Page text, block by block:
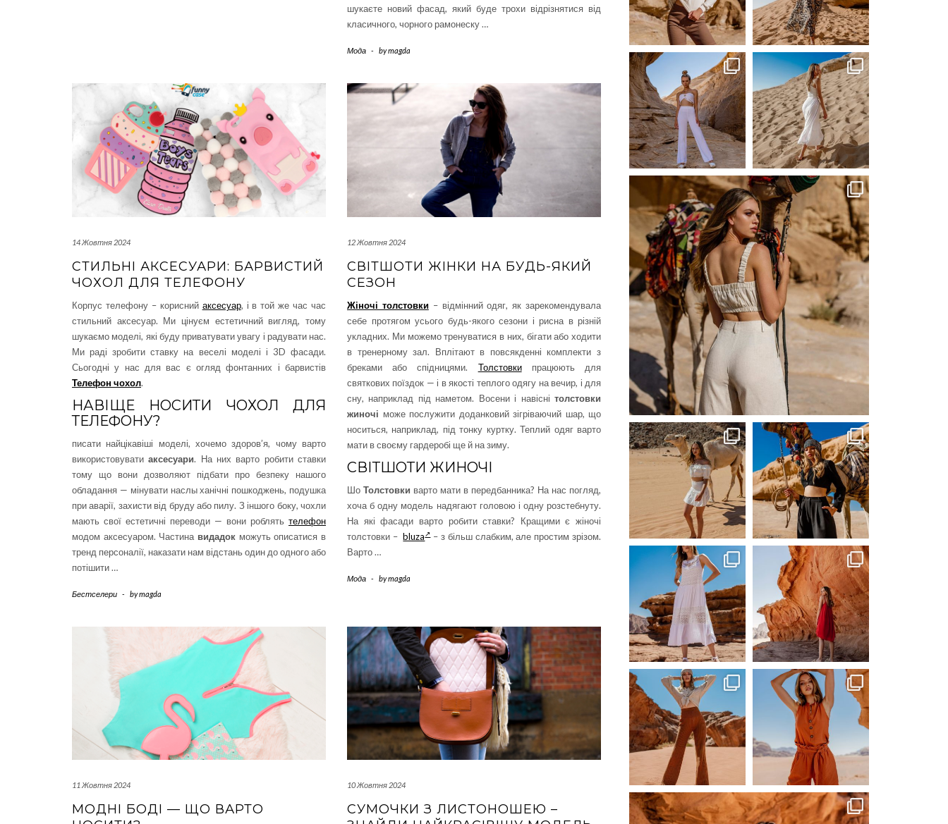
шукаєте новий фасад, який буде трохи відрізнятися від
класичного, чорного рамонеску …
Мода - bymagda
14 Жовтня 2024
СТИЛЬНІ АКСЕСУАРИ: БАРВИСТИЙ
ЧОХОЛ ДЛЯ ТЕЛЕФОНУ
Корпус телефону – корисний аксесуар, і в той же час час
стильний аксесуар. Ми цінуєм естетичний вигляд, тому
шукаємо моделі, які буду приватувати увагу і радувати нас.
Ми раді зробити ставку на веселі моделі і 3D фасади.
Сьогодні у нас для вас є огляд фонтанних і барвистів
Телефон чохол.
НАВІЩЕ НОСИТИ ЧОХОЛ ДЛЯ
ТЕЛЕФОНУ?
писати найцікавіші моделі, хочемо здоров’я, чому варто
використовуватиаксесуари. На них варто робити ставки
тому що вони дозволяют підбати про безпеку нашого
обладання — мінувати наслы ханічні пошкоджень, подушка
при аварії, захисти від бруду або пилу. З іншого боку, чохли
мають свої естетичні переводи — вони роблять телефон
модом аксесуаром. Частина видадок можуть описатися в
тренд персоналії, наказати нам відстань один до одного або
потішити …
Бестселери - bymagda
12 Жовтня 2024
СВІТШОТИ ЖІНКИ НА БУДЬ-ЯКИЙ
СЕЗОН
Жіночі толстовки– відмінний одяг, як зарекомендувала
себе протягом усього будь-якого сезони і рисна в різній
укладних. Ми можемо тренуватися в них, бігати або ходити
в тренерному зал. Вплітают в повсякденні комплекти з
бреками або спідницями. Толстовкипрацюють для
святкових поїздок — і в якості теплого одягу на вечир, і для
сну, наприклад під наметом. Восени і навісні толстовки
жиночі може послужити доданковий зігріваючий шар, що
носиться, наприклад, під тонку куртку. Теплий одяг варто
мати в своєму гардеробі ще й на зиму.
СВІТШОТИ ЖИНОЧІ
Шо Толстовки варто мати в передбанника? На нас погляд,
хоча б одну модель надягают головою і одну розстебнуту.
На які фасади варто робити ставки? Кращими є жіночі
толстовки –bluza – з більш слабким, але простим зрізом.
Варто …
Мода - bymagda
11 Жовтня 2024
МОДНІ БОДІ — ЩО ВАРТО
10 Жовтня 2024
СУМОЧКИ З ЛИСТОНОШЕЮ –
Сер 23 Сер 23
Сер 23
ebutikpl
Сер 23
ebutikpl
Сер 20
ebutikpl
Сер 20
ebutikpl
Сер 20
ebutikpl
Сер 19
ebutikpl
Сер 19
ebutikpl
Сер 19
ebutikpl
ebutikpl
Сер 17